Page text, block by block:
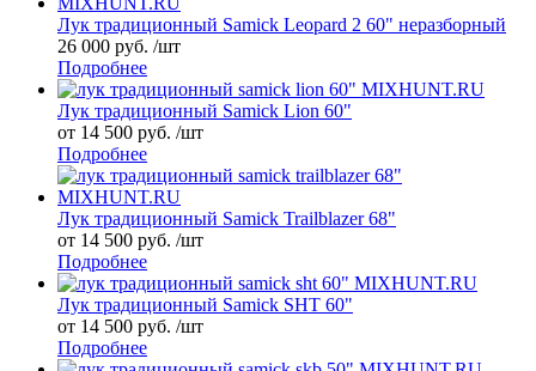
Лук традиционный Samick Leopard 2 60" неразборный
26 000 руб. /шт
Подробнее
Лук традиционный Samick Lion 60"
от 14 500 руб. /шт
Подробнее
Лук традиционный Samick Trailblazer 68"
от 14 500 руб. /шт
Подробнее
Лук традиционный Samick SHT 60"
от 14 500 руб. /шт
Подробнее